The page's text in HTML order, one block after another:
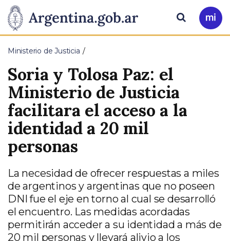
Presidencia
de
la
Nación
Pasar al contenido principal
Ir
a
Buscar
Ministerio de Justicia
Soria y Tolosa Paz: el
Ministerio de Justicia
facilitara el acceso a la
identidad a 20 mil
personas
La necesidad de ofrecer respuestas a miles
de argentinos y argentinas que no poseen
DNI fue el eje en torno al cual se desarrolló
el encuentro. Las medidas acordadas
permitirán acceder a su identidad a más de
20 mil personas y llevará alivio a los